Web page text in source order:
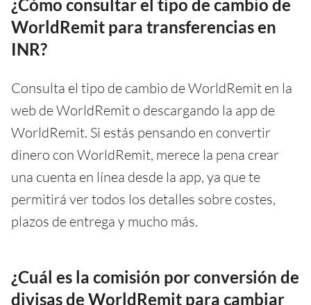
¿Cómo consultar el tipo de cambio de
WorldRemit para transferencias en
INR?
Consulta el tipo de cambio de WorldRemit en la
web de WorldRemit o descargando la app de
WorldRemit. Si estás pensando en convertir
dinero con WorldRemit, merece la pena crear
una cuenta en línea desde la app, ya que te
permitirá ver todos los detalles sobre costes,
plazos de entrega y mucho más.
¿Cuál es la comisión por conversión de
divisas de WorldRemit para cambiar